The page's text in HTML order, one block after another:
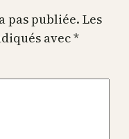
pas publiée.Les
avec*